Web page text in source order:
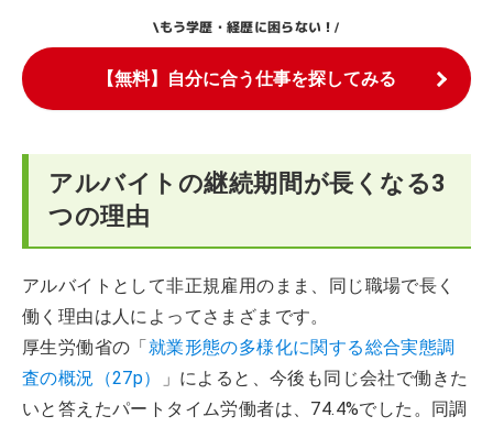
\もう学歴・経歴に困らない！/
【無料】自分に合う仕事を探してみる
アルバイトの継続期間が長くなる3
つの理由
アルバイトとして非正規雇用のまま、同じ職場で長く
働く理由は人によってさまざまです。
厚生労働省の「就業形態の多様化に関する総合実態調
査の概況（27p）
」によると、今後も同じ会社で働きた
いと答えたパートタイム労働者は、74.4%でした。同調